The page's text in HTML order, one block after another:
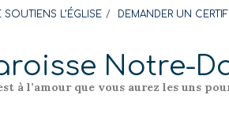
L’ÉGLISE DEMANDER UN
Notre-
à l’amour que vous aurez les uns